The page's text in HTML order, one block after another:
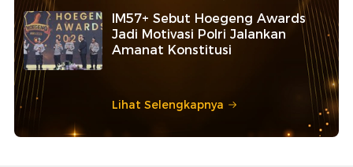
IM57+ Sebut Hoegeng Awards
Jadi Motivasi Polri Jalankan
Amanat Konstitusi
Lihat Selengkapnya